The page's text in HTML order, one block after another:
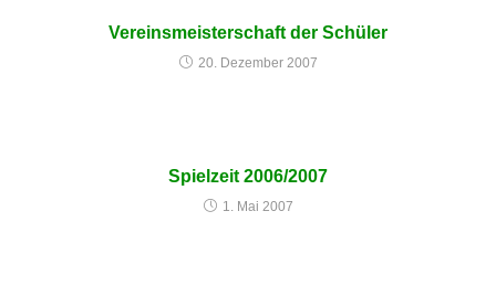
Vereinsmeisterschaft der Schüler
20. Dezember 2007
Spielzeit 2006/2007
1. Mai 2007